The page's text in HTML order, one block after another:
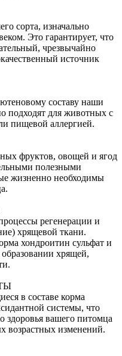
сорта, изначально
Это гарантирует, что
чрезвычайно
источник
составу наши
подходят для животных с
пищевой аллергией.
фруктов, овощей и ягод
полезными
жизненно необходимы
регенерации и
хрящевой ткани.
хондроитин сульфат и
хрящей,
в составе корма
системы, что
здоровья вашего питомца
возрастных изменений.